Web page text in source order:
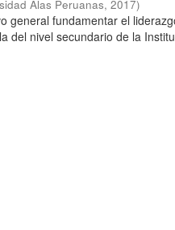
Alas Peruanas,2017)
general fundamentar el
del nivel secundario de la